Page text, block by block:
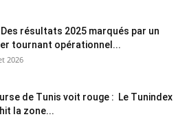
Des résultats 2025 marqués par un
tournant opérationnel...
2026
de Tunis voit rouge : Le Tunindex
la zone...